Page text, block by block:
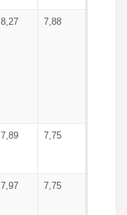
8,27 7,88
7,89 7,75
7,97 7,75